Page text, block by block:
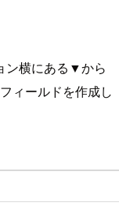
ン横にある▼から
ィールドを作成し